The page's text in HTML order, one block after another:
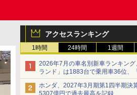
アクセスランキング
1時間 24時間 1週間
2026年7月の車名別新車ランキング
ランド」は1883台で乗用車36位、
は2591台で27位に
ホンダ、2027年3月期第1四半期決
5307億円で過去最高を記録